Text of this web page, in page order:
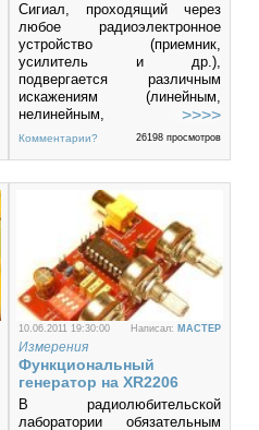
Сигиал, проходящий через
любое радиоэлектронное
устройство (приемник,
усилитель и др.),
подвергается различным
искажениям (линейным,
нелинейным,
интермодуляционным и пр.).
Поэтому при настройке
аппаратуры возникает
необходимость измерения ее
характеристик.
Комментарии? 26198 просмотров
10.06.2011 19:30:00 Написал: MACTEP
Измерения
Функциональный
генератор на XR2206
В радиолюбительской
лаборатории обязательным